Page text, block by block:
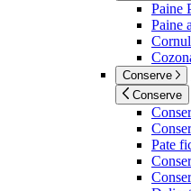
Paine
Paine
Conserve
Conserve
Pate